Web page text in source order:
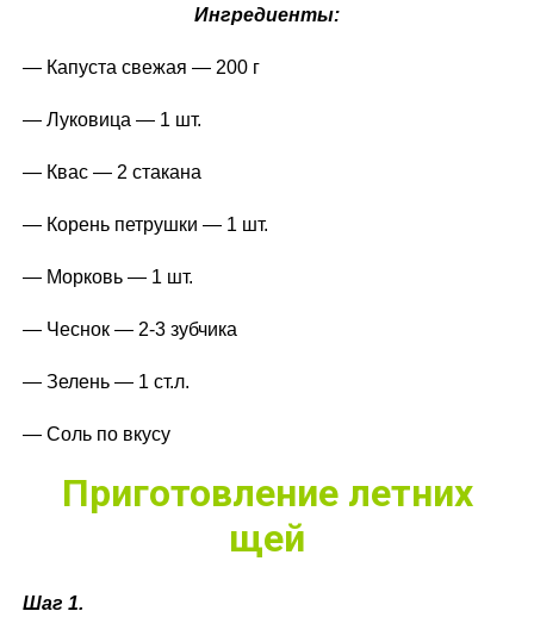
Ингредиенты:
— Капуста свежая — 200 г
— Луковица — 1 шт.
— Квас — 2 стакана
— Корень петрушки — 1 шт.
— Морковь — 1 шт.
— Чеснок — 2-3 зубчика
— Зелень — 1 ст.л.
— Соль по вкусу
Приготовление летних
щей
Шаг 1.